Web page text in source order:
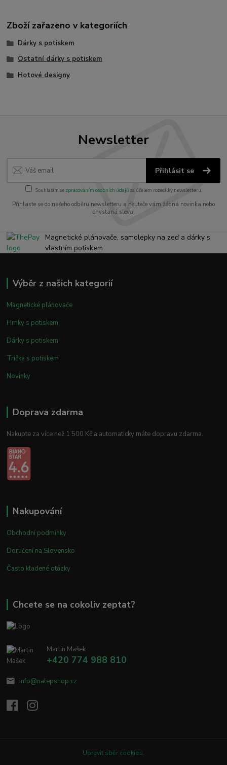
Zboží zařazeno v kategoriích
Dárky s potiskem
Ostatní dárky s potiskem
Hotové designy
Newsletter
Přihlásit se
Souhlasím se zpracováním osobních údajůza účelem rozesílky newsletteru.
Přihlaste se do našeho odběru newsletteru a neuteče vám žádná novinka nebo
chystaná sleva.
Magnetické plánovače, samolepky na zeď a dárky s
vlastním potiskem
Výběr z našich kategorií
Magnetické plánovače
Hrnky s potiskem
Dárky s potiskem
Trička s potiskem
Novinky
Doprava zdarma
Nakupte za více než 1 500 Kč a automaticky máte dopravu zdarma.
Nakupování
Obchodní podmínky
Doručení na Slovensko
Často kladené otázky
Chcete se na cokoliv zeptat?
Martin Mašek
+420 774 988 810
info@nalepshop.cz
Upravit sběr cookies.